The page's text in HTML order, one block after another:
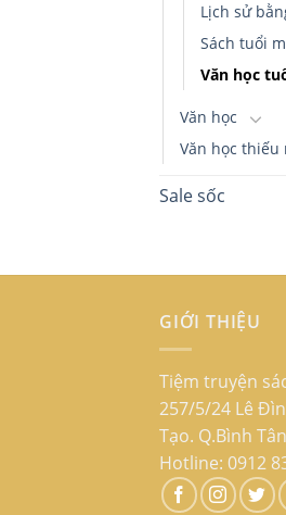
Lịch sử
Sách tuổi
Văn học
Văn học
Văn học thiếu
Sale sốc
GIỚI THIỆU
Tiệm truyện
257/5/24 Lê
Tạo. Q.Bình
Hotline: 0912